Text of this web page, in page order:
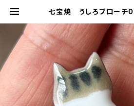
七宝焼 うしろブローチ